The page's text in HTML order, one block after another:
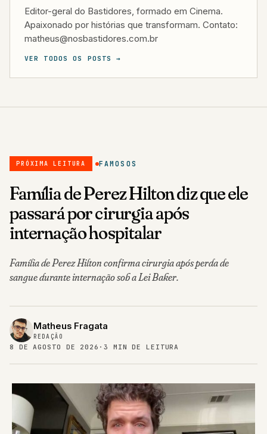
Editor-geral do Bastidores, formado em Cinema.
Apaixonado por histórias que transformam. Contato:
matheus@nosbastidores.com.br
VER TODOS OS POSTS →
PRÓXIMA LEITURA FAMOSOS
Família de Perez Hilton diz que ele
passará por cirurgia após
internação hospitalar
Família de Perez Hilton confirma cirurgia após perda de
sangue durante internação sob a Lei Baker.
Matheus Fragata
REDAÇÃO
8 DE AGOSTO DE 2026 · 3 MIN DE LEITURA